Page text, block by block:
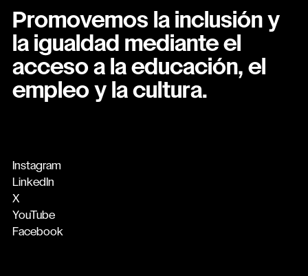
Promovemos la inclusión y
la igualdad mediante el
acceso a la educación, el
empleo y la cultura.
Instagram
LinkedIn
X
YouTube
Facebook